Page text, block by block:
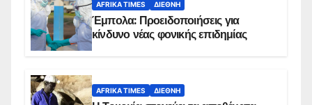
AFRIKA TIMES ΔΙΕΘΝΉ
Έμπολα: Προειδοποιήσεις για
κίνδυνο νέας φονικής επιδημίας
AFRIKA TIMES ΔΙΕΘΝΉ